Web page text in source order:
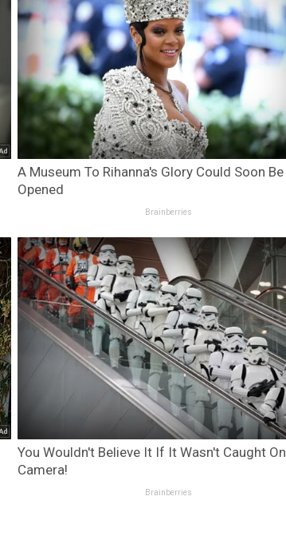
A Museum To Rihanna's Glory Could Soon Be
Opened
Brainberries
You Wouldn't Believe It If It Wasn't Caught On
Camera!
Brainberries